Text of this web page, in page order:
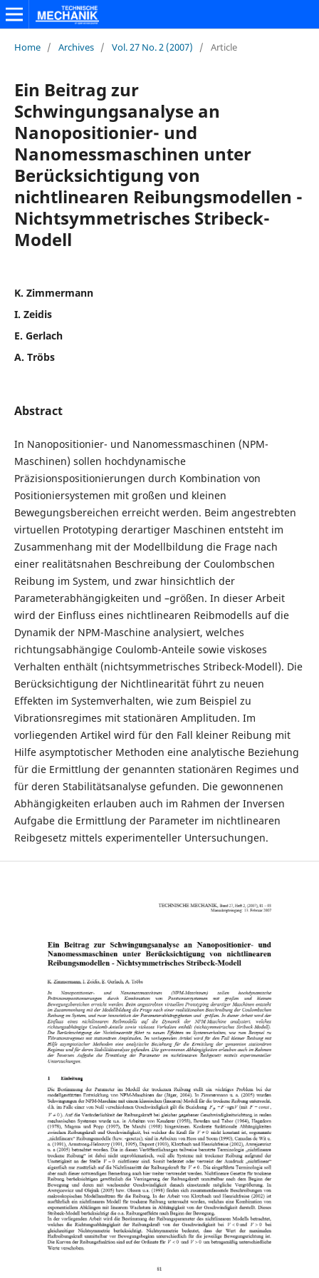
Home / Archives / Vol. 27 No. 2 (2007) / Article
Ein Beitrag zur
Schwingungsanalyse an
Nanopositionier- und
Nanomessmaschinen unter
Berücksichtigung von
nichtlinearen Reibungsmodellen -
Nichtsymmetrisches Stribeck-
Modell
K. Zimmermann
I. Zeidis
E. Gerlach
A. Tröbs
Abstract
In Nanopositionier- und Nanomessmaschinen (NPM-
Maschinen) sollen hochdynamische
Präzisionspositionierungen durch Kombination von
Positioniersystemen mit großen und kleinen
Bewegungsbereichen erreicht werden. Beim angestrebten
virtuellen Prototyping derartiger Maschinen entsteht im
Zusammenhang mit der Modellbildung die Frage nach
einer realitätsnahen Beschreibung der Coulombschen
Reibung im System, und zwar hinsichtlich der
Parameterabhängigkeiten und –größen. In dieser Arbeit
wird der Einfluss eines nichtlinearen Reibmodells auf die
Dynamik der NPM-Maschine analysiert, welches
richtungsabhängige Coulomb-Anteile sowie viskoses
Verhalten enthält (nichtsymmetrisches Stribeck-Modell). Die
Berücksichtigung der Nichtlinearität führt zu neuen
Effekten im Systemverhalten, wie zum Beispiel zu
Vibrationsregimes mit stationären Amplituden. Im
vorliegenden Artikel wird für den Fall kleiner Reibung mit
Hilfe asymptotischer Methoden eine analytische Beziehung
für die Ermittlung der genannten stationären Regimes und
für deren Stabilitätsanalyse gefunden. Die gewonnenen
Abhängigkeiten erlauben auch im Rahmen der Inversen
Aufgabe die Ermittlung der Parameter im nichtlinearen
Reibgesetz mittels experimenteller Untersuchungen.